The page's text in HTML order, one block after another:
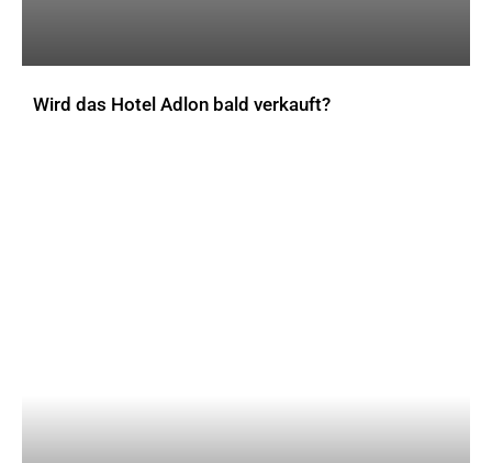
Wird das Hotel Adlon bald verkauft?